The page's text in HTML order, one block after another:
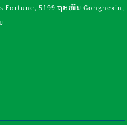
Fortune, 5199 ຖະໜົນ Gonghexin,